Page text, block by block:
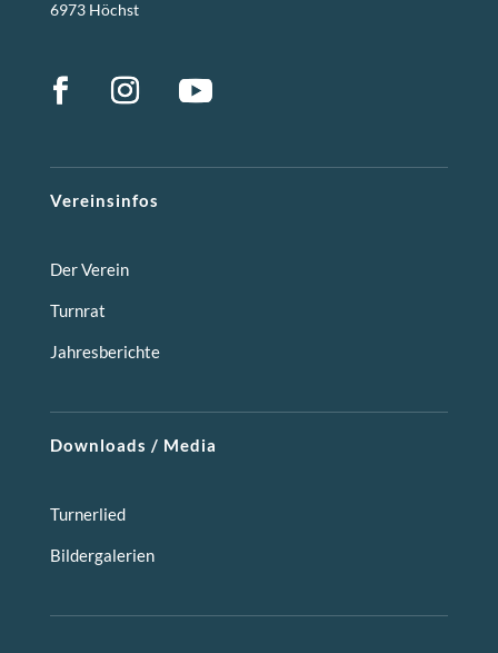
6973 Höchst
Vereinsinfos
Der Verein
Turnrat
Jahresberichte
Downloads / Media
Turnerlied
Bildergalerien